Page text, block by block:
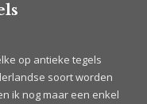
op antieke tegels
soort worden
ik nog maar een enkel